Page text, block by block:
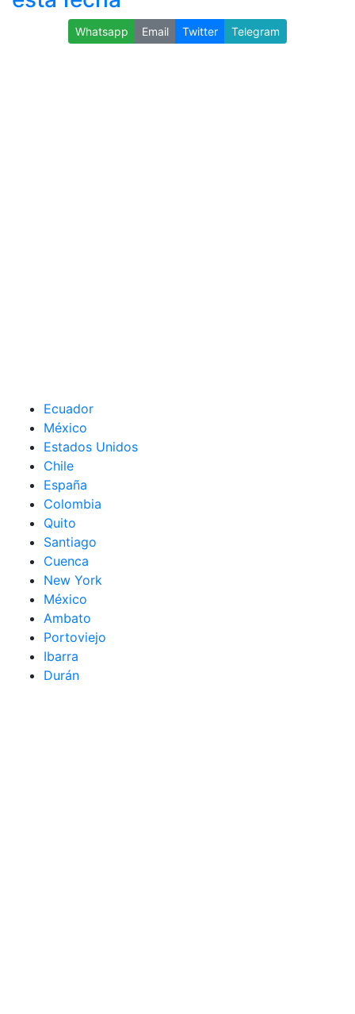
Whatsapp Email Twitter Telegram
Ecuador
México
Estados Unidos
Chile
España
Colombia
Quito
Santiago
Cuenca
New York
México
Ambato
Portoviejo
Ibarra
Durán